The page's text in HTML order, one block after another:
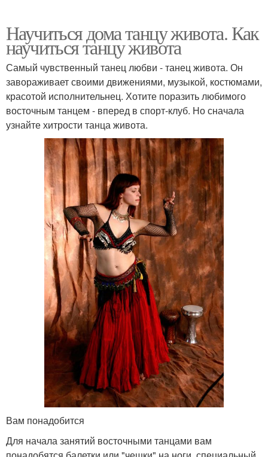
Научиться дома танцу живота. Как
научиться танцу живота
Самый чувственный танец любви - танец живота. Он
завораживает своими движениями, музыкой, костюмами,
красотой исполнительнец. Хотите поразить любимого
восточным танцем - вперед в спорт-клуб. Но сначала
узнайте хитрости танца живота.
Вам понадобится
Для начала занятий восточными танцами вам